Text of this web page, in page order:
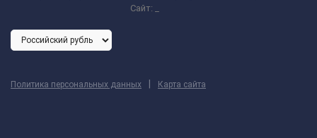
Сайт:
Политика персональных данных Карта сайта